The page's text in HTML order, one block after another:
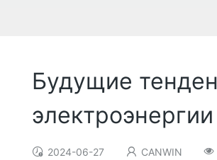
Будущие
электроэнергии
2024-06-27 CANWIN